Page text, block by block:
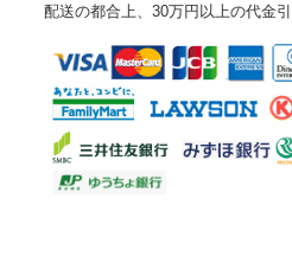
配送の都合上、30万円以上の代金引